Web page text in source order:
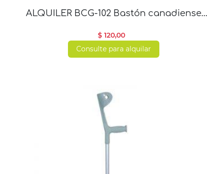
ALQUILER BCG-102 Bastón canadiense
$ 120,00
Consulte para alquilar